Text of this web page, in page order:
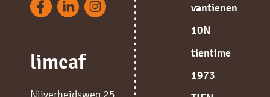
limcaf
Nijverheidsweg 25
vantienen
10N
tientime
1973